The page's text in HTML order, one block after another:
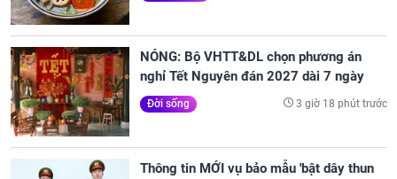
NÓNG: Bộ VHTT&DL chọn phương án
nghỉ Tết Nguyên đán 2027 dài 7 ngày
Đời sống 3 giờ 18 phút trước
Thông tin MỚI vụ bảo mẫu 'bật dây thun